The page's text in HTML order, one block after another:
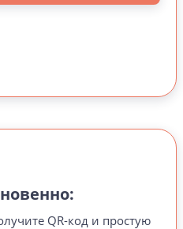
QR-код и простую